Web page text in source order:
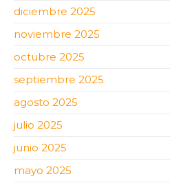
diciembre 2025
noviembre 2025
octubre 2025
septiembre 2025
agosto 2025
julio 2025
junio 2025
mayo 2025